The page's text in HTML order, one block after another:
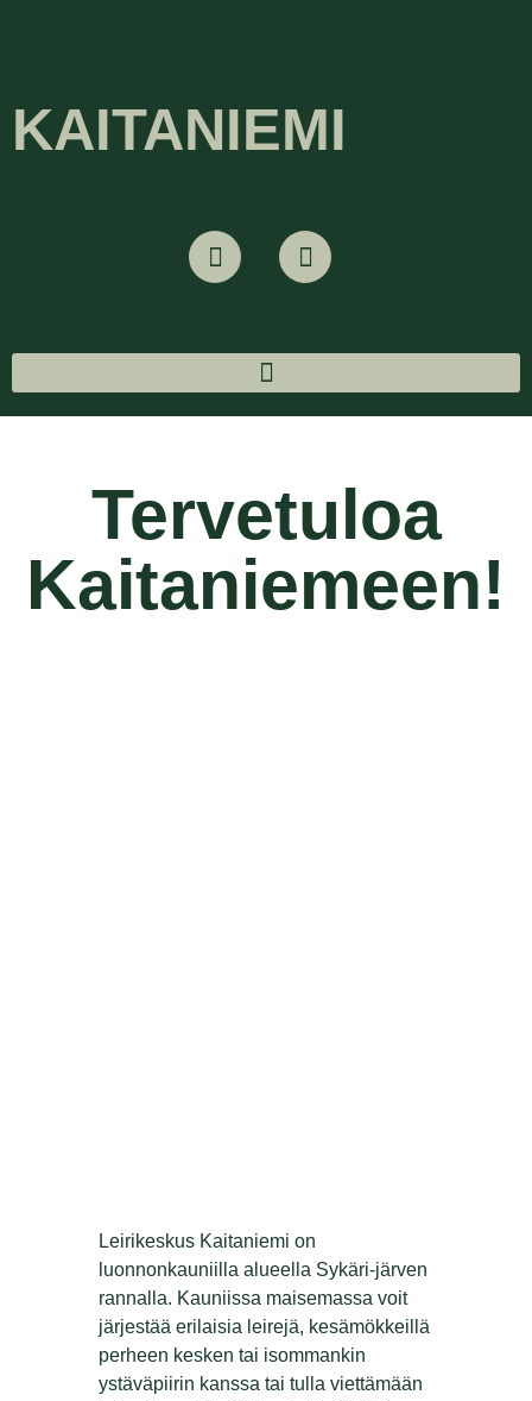
KAITANIEMI
Tervetuloa
Kaitaniemeen!
Leirikeskus Kaitaniemi on
luonnonkauniilla alueella Sykäri-järven
rannalla. Kauniissa maisemassa voit
järjestää erilaisia leirejä, kesämökkeillä
perheen kesken tai isommankin
ystäväpiirin kanssa tai tulla viettämään